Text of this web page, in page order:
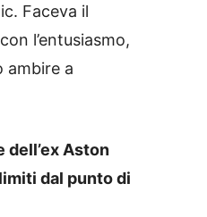
Faceva il
l’entusiasmo,
ambire a
dell’ex Aston
dal punto di